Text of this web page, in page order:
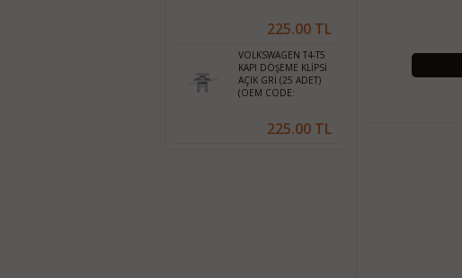
225.00 TL
VOLKSWAGEN T4-T5
KAPI DÖŞEME KLİPSİ
AÇIK GRİ (25 ADET)
(OEM CODE:
225.00 TL